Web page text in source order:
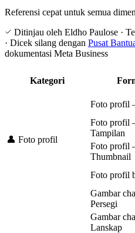
Referensi cepat untuk semua
Ditinjau oleh Eldho Paulose ·
· Dicek silang dengan Pusat
dokumentasi Meta Business
Kategori
👤 Foto profil
Foto profil
Foto
Tampilan
Foto
Thumbnail
Foto profil
Gambar
Persegi
Gambar
Lanskap